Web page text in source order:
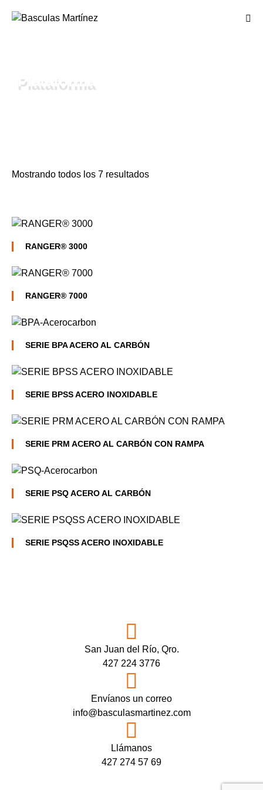
Plataforma
Mostrando todos los 7 resultados
RANGER® 3000
RANGER® 7000
SERIE BPA ACERO AL CARBÓN
SERIE BPSS ACERO INOXIDABLE
SERIE PRM ACERO AL CARBÓN CON RAMPA
SERIE PSQ ACERO AL CARBÓN
SERIE PSQSS ACERO INOXIDABLE
San Juan del Río, Qro.
427 224 3776
Envíanos un correo
info@basculasmartinez.com
Llámanos
427 274 57 69